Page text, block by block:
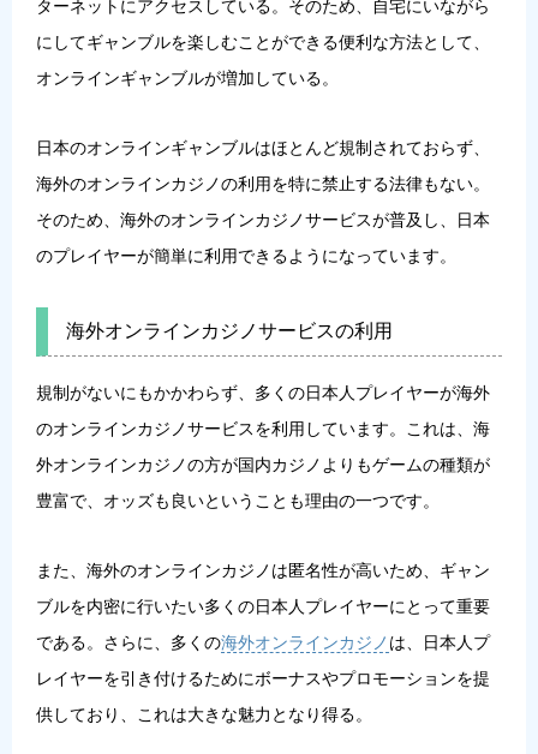
ターネットにアクセスしている。そのため、自宅にいながら
にしてギャンブルを楽しむことができる便利な方法として、
オンラインギャンブルが増加している。
日本のオンラインギャンブルはほとんど規制されておらず、
海外のオンラインカジノの利用を特に禁止する法律もない。
そのため、海外のオンラインカジノサービスが普及し、日本
のプレイヤーが簡単に利用できるようになっています。
海外オンラインカジノサービスの利用
規制がないにもかかわらず、多くの日本人プレイヤーが海外
のオンラインカジノサービスを利用しています。これは、海
外オンラインカジノの方が国内カジノよりもゲームの種類が
豊富で、オッズも良いということも理由の一つです。
また、海外のオンラインカジノは匿名性が高いため、ギャン
ブルを内密に行いたい多くの日本人プレイヤーにとって重要
である。さらに、多くの海外オンラインカジノ は、日本人プ
レイヤーを引き付けるためにボーナスやプロモーションを提
供しており、これは大きな魅力となり得る。